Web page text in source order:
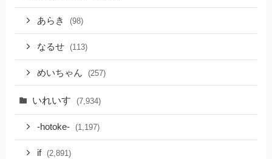
あらき (98)
なるせ (113)
めいちゃん (257)
いれいす (7,934)
-hotoke- (1,197)
if (2,891)